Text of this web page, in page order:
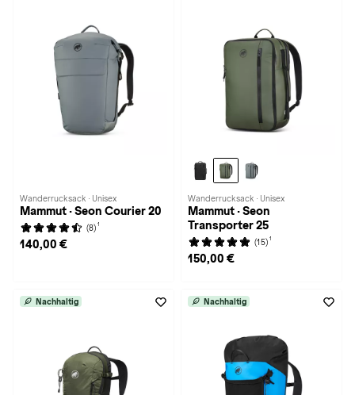
Wanderrucksack · Unisex
Mammut · Seon Courier 20
(8) 1
140,00 €
Wanderrucksack · Unisex
Mammut · Seon
Transporter 25
(15) 1
150,00 €
Nachhaltig Nachhaltig